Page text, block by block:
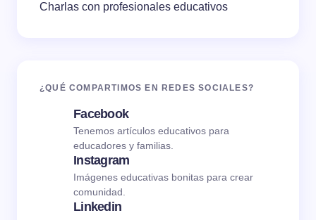
Charlas con profesionales educativos
¿QUÉ COMPARTIMOS EN REDES SOCIALES?
Facebook
Tenemos artículos educativos para
educadores y familias.
Instagram
Imágenes educativas bonitas para crear
comunidad.
Linkedin